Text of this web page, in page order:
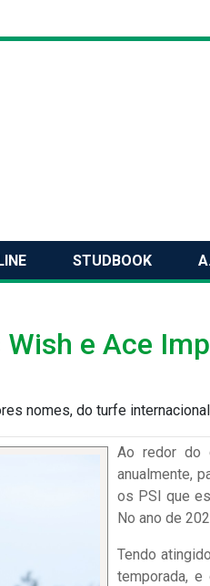
STUDBOOK
Wish e Ace
nomes, do turfe
Ao redor do
anualmente,
os PSI que
No ano de
Tendo
temporada,